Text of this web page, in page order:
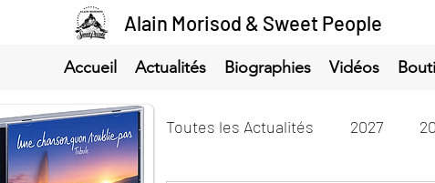
Alain Morisod & Sweet People
Accueil Actualités Biographies Vidéos
Toutes les Actualités 2027